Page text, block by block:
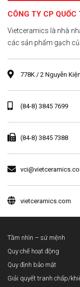
CÔNG TY CP QUỐC
Vietceramics là nhà
các sản phẩm gạch
778K / 2 Nguyễn
(84-8) 3845 7699
(84-8) 3845 7388
vietceramics.com
Tầm nhìn – sứ mệnh
Quy chế hoạt động
Quy định bảo mật
Giải quyết tranh chấp/